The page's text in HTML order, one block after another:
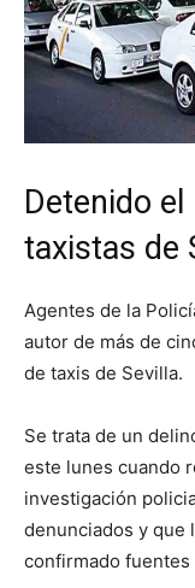
Detenido
taxistas de
Agentes de la
autor de más de
de taxis de Sevilla.
Se trata de un
este lunes cuando
investigación
denunciados y que
confirmado fuentes